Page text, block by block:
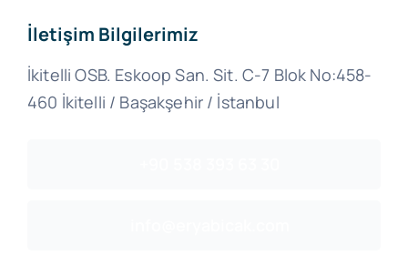
İletişim Bilgilerimiz
İkitelli OSB. Eskoop San. Sit. C-7 Blok No:458-
460 İkitelli / Başakşehir / İstanbul